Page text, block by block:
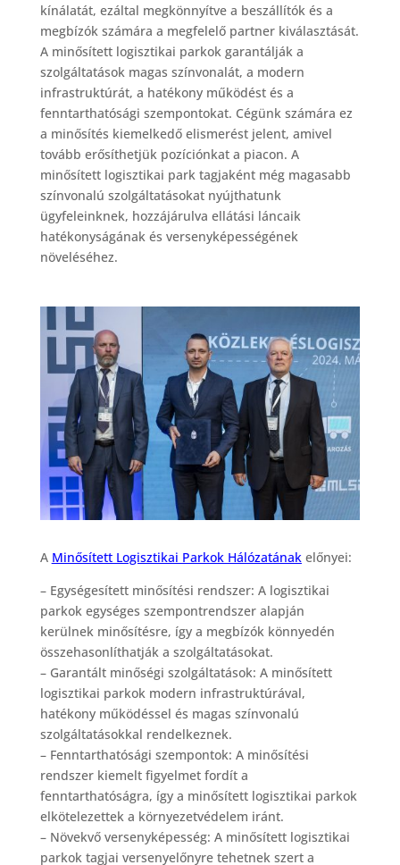
kínálatát, ezáltal megkönnyítve a beszállítók és a
megbízók számára a megfelelő partner kiválasztását.
A minősített logisztikai parkok garantálják a
szolgáltatások magas színvonalát, a modern
infrastruktúrát, a hatékony működést és a
fenntarthatósági szempontokat. Cégünk számára ez
a minősítés kiemelkedő elismerést jelent, amivel
tovább erősíthetjük pozíciónkat a piacon. A
minősített logisztikai park tagjaként még magasabb
színvonalú szolgáltatásokat nyújthatunk
ügyfeleinknek, hozzájárulva ellátási láncaik
hatékonyságának és versenyképességének
növeléséhez.
A Minősített Logisztikai Parkok Hálózatának előnyei:
– Egységesített minősítési rendszer: A logisztikai
parkok egységes szempontrendszer alapján
kerülnek minősítésre, így a megbízók könnyedén
összehasonlíthatják a szolgáltatásokat.
– Garantált minőségi szolgáltatások: A minősített
logisztikai parkok modern infrastruktúrával,
hatékony működéssel és magas színvonalú
szolgáltatásokkal rendelkeznek.
– Fenntarthatósági szempontok: A minősítési
rendszer kiemelt figyelmet fordít a
fenntarthatóságra, így a minősített logisztikai parkok
elkötelezettek a környezetvédelem iránt.
– Növekvő versenyképesség: A minősített logisztikai
parkok tagjai versenyelőnyre tehetnek szert a